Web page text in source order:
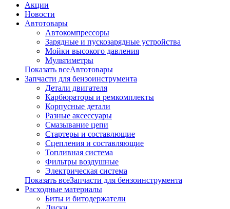
Акции
Новости
Автотовары
Автокомпрессоры
Зарядные и пускозарядные устройства
Мойки высокого давления
Мультиметры
Показать всеАвтотовары
Запчасти для бензоинструмента
Детали двигателя
Карбюраторы и ремкомплекты
Корпусные детали
Разные аксессуары
Смазывание цепи
Стартеры и составлющие
Сцепления и составляющие
Топливная система
Фильтры воздушные
Электрическая система
Показать всеЗапчасти для бензоинструмента
Расходные материалы
Биты и битодержатели